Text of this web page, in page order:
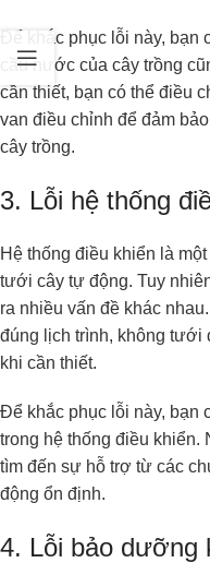
Để khắc phục lỗi này,
cầu nước của cây trồng
cần thiết, bạn có thể điều
van điều chỉnh để đảm
cây trồng.
3. Lỗi hệ thống
Hệ thống điều khiển là
tưới cây tự động. Tuy
ra nhiều vấn đề khác
đúng lịch trình, không
khi cần thiết.
Để khắc phục lỗi này, bạn
trong hệ thống điều
tìm đến sự hỗ trợ từ các
động ổn định.
4. Lỗi bảo dưỡng